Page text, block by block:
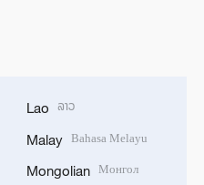
Lao ລາວ
Malay Bahasa Melayu
Mongolian Монгол